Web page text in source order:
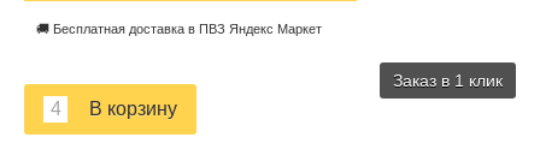
🚚 Бесплатная доставка в ПВЗ Яндекс Маркет
Заказ в 1 клик